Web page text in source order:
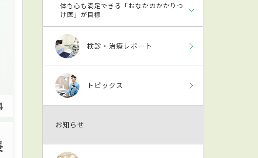
体も心も満足できる「おなかのかかりつ
け医」が目標
検診・治療レポート
トピックス
お知らせ